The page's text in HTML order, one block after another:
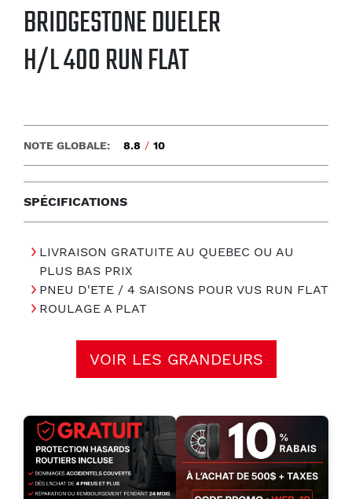
BRIDGESTONE DUELER
H/L 400 RUN FLAT
SPÉCIFICATIONS
NOTE GLOBALE: 8.8 / 10
LIVRAISON GRATUITE AU QUEBEC OU AU
PLUS BAS PRIX
PNEU D'ETE / 4 SAISONS POUR VUS RUN FLAT
ROULAGE A PLAT
VOIR LES GRANDEURS